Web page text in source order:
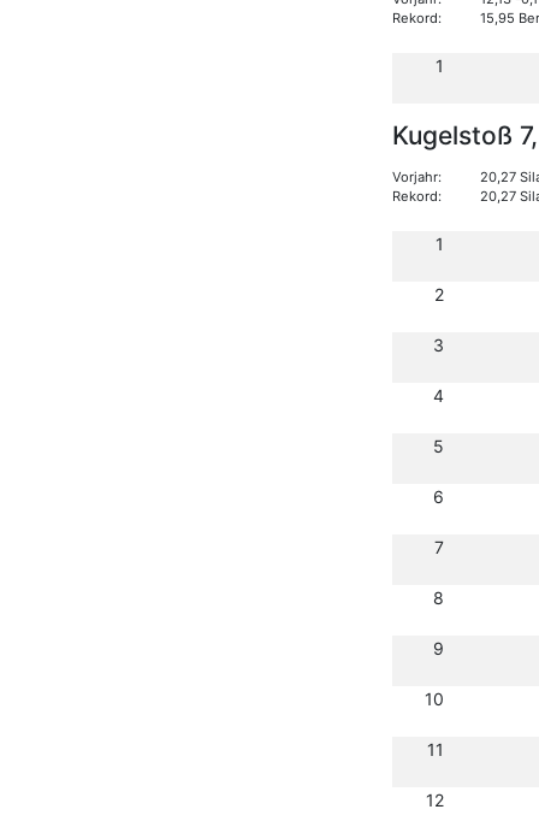
Rekord:
15,95
1
Kugelstoß
Vorjahr:
20,27
Rekord:
20,27
1
2
3
4
5
6
7
8
9
10
11
12